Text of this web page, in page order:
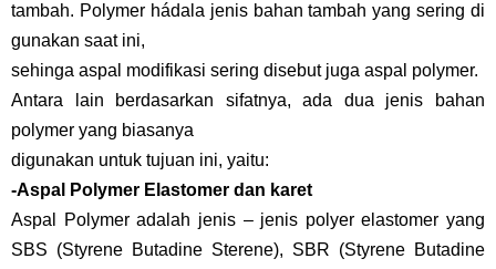
tambah. Polymer hádala jenis bahan tambah yang sering di
gunakan saat ini,
sehinga aspal modifikasi sering disebut juga aspal polymer.
Antara lain berdasarkan sifatnya, ada dua jenis bahan
polymer yang biasanya
digunakan untuk tujuan ini, yaitu:
-Aspal Polymer Elastomer dan karet
Aspal Polymer adalah jenis – jenis polyer elastomer yang
SBS (Styrene Butadine Sterene), SBR (Styrene Butadine